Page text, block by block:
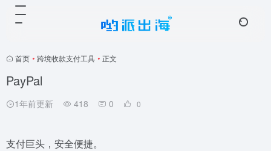
首页 • 跨境收款支付工具 • 正文
PayPal
1年前更新 418 0 0
支付巨头，安全便捷。